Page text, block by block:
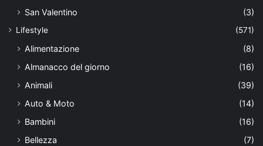
San Valentino
(3)
Lifestyle (571)
Alimentazione
(8)
Almanacco del giorno
(16)
Animali
(39)
Auto & Moto
(14)
Bambini
(16)
Bellezza
(7)